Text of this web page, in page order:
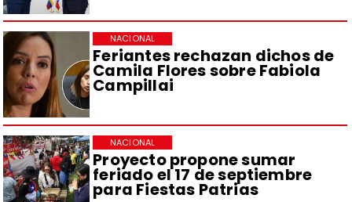
Feriantes rechazan dichos de
Camila Flores sobre Fabiola
Campillai
NACIONAL
Proyecto propone sumar
feriado el 17 de septiembre
para Fiestas Patrias
NACIONAL